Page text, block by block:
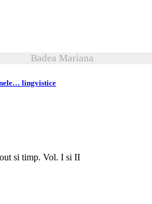
Badea Mariana
lingvistice